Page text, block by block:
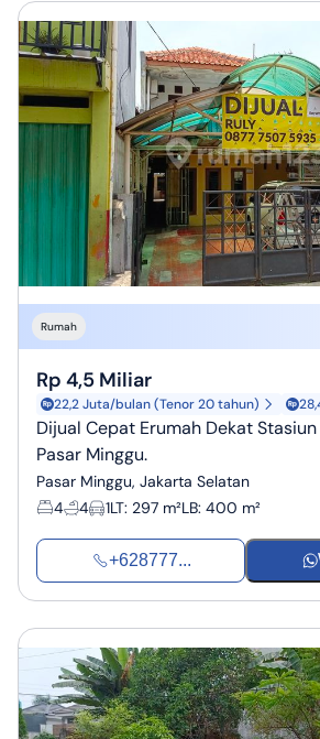
Rumah
Rp 4,5 Miliar
22,2 Juta/bulan (Tenor 20 tahun)
Dijual Cepat Erumah Dekat
Pasar Minggu.
Pasar Minggu, Jakarta Selatan
4
4 1LT: 297 m²LB: 400 m²
+628777...